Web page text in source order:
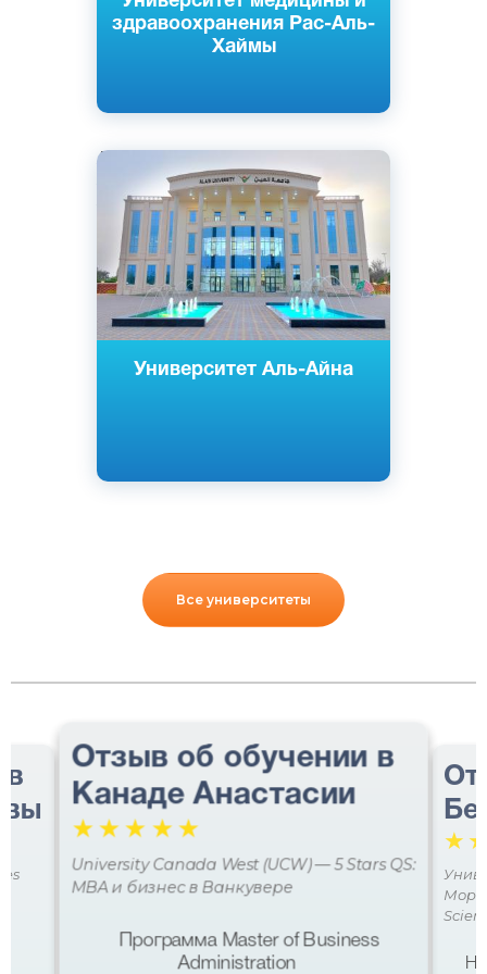
здравоохранения Рас-Аль-
Хаймы
Университет Аль-Айна
Английский
Арабский
Аль-Айн, Абу-Даби, ОАЭ
Частный
Все университеты
в
Отзыв об обучении в
Канаде Анастасии
☆☆☆ ☆☆
University Canada West (UCW) — 5 Stars QS:
MBA и бизнес в Ванкувере
Программа Master of Business
Administration
☆
Мора